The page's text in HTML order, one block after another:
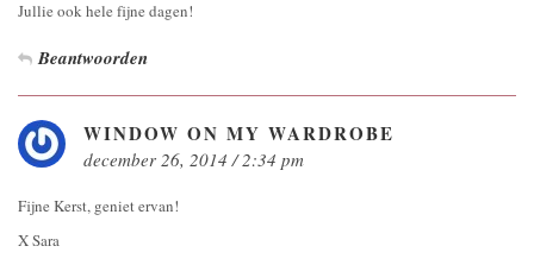
Jullie ook hele fijne dagen!
Beantwoorden
WINDOW ON MY WARDROBE
december 26, 2014 / 2:34 pm
Fijne Kerst, geniet ervan!
X Sara